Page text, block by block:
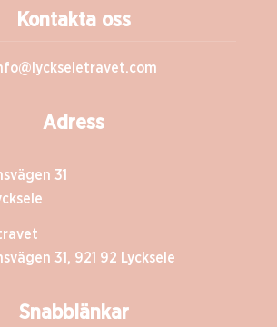
Snabblänkar
Kontakta oss
Adress
31
31, 921 92 Lycksele